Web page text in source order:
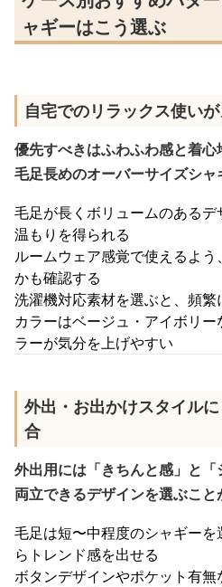
ャギーはこう選ぶ
自宅でのリラックス使い
優先すべきはふわふわ感と着心
毛足長めのオーバーサイズシャ
毛足が長くボリュームのある
温もりを得られる
ルームウェア感覚で使えるよ
かも確認する
洗濯機対応素材を選ぶと、頻
カラーはベージュ・アイボリ
ラーが気分を上げやすい
外出・お出かけスタイル
合
外出用には「きちんと感」と
両立できるデザインを選ぶこと
毛足は短〜中程度のシャギー
らトレンド感を出せる
ボタンデザインやポケット有